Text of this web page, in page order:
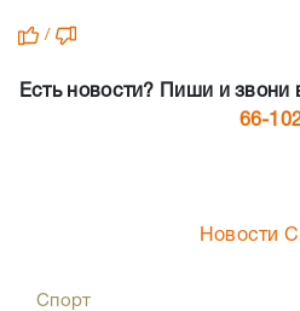
/
Есть новости? Пиши и звони
66-
Новости
Спорт